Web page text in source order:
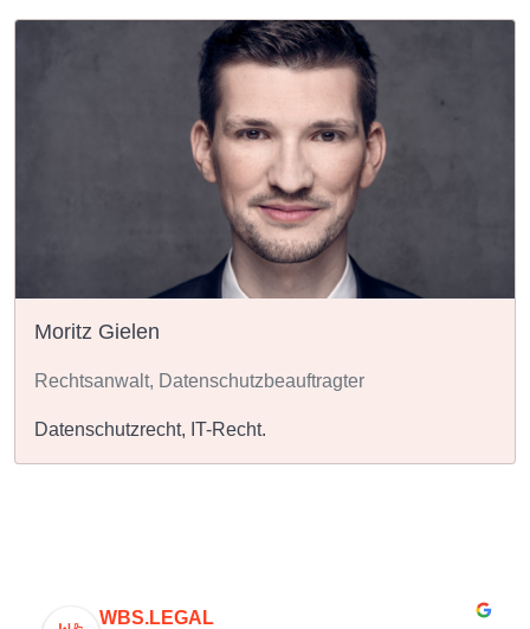
Moritz Gielen
Rechtsanwalt, Datenschutzbeauftragter
Datenschutzrecht, IT-Recht.
WBS.LEGAL